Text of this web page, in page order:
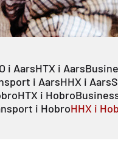
i AarsHTX i Aars
i AarsHHX i Aars
HTX i Hobro
i HobroHHX i